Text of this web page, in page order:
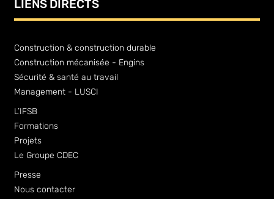
LIENS DIRECTS
Construction & construction durable
Construction mécanisée - Engins
Sécurité & santé au travail
Management - LUSCI
L’IFSB
Formations
Projets
Le Groupe CDEC
Presse
Nous contacter